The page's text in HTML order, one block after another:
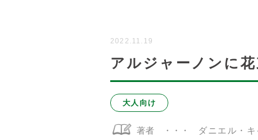
2022.11.19
アルジャーノンに花
大人向け
著者
ダニエル・